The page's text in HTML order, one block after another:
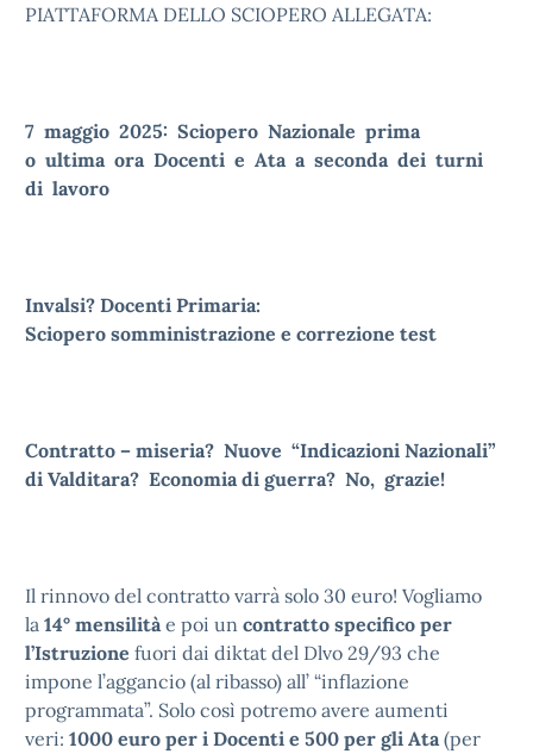
PIATTAFORMA DELLO SCIOPERO ALLEGATA:
7 maggio 2025: Sciopero Nazionale prima
o ultima ora Docenti e Ata a seconda dei turni
di lavoro
Invalsi? Docenti Primaria:
Sciopero somministrazione e correzione test
Contratto – miseria? Nuove “Indicazioni Nazionali”
di Valditara? Economia di guerra? No, grazie!
Il rinnovo del contratto varrà solo 30 euro! Vogliamo
la 14° mensilitàe poi un contratto specifico per
l’Istruzione fuori dai diktat del Dlvo 29/93 che
impone l’aggancio (al ribasso) all’ “inflazione
programmata”. Solo così potremo avere aumenti
veri: 1000 euro per i Docenti e 500 per gli Ata(per